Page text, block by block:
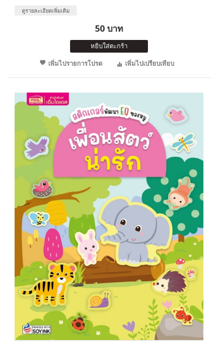
ดูรายละเอียดเพิ่มเติม
50 บาท
หยิบใส่ตะกร้า
เพิ่มไปรายการโปรด
เพิ่มไปเปรียบเทียบ